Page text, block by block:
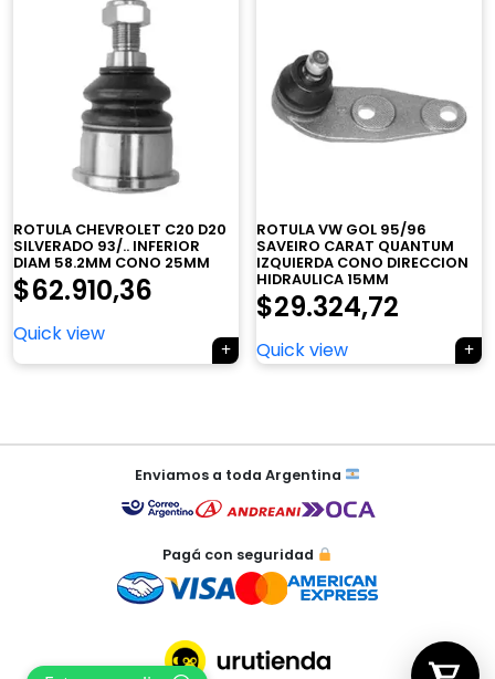
ROTULA CHEVROLET C20 D20
SILVERADO 93/.. INFERIOR
DIAM 58.2MM CONO 25MM
$62.910,36
Quick view
ROTULA VW GOL 95/96
SAVEIRO CARAT QUANTUM
IZQUIERDA CONO DIRECCION
HIDRAULICA 15MM
$29.324,72
Quick view
entradas
Enviamos a toda Argentina
Pagá con seguridad
Tu carrito está vacío.